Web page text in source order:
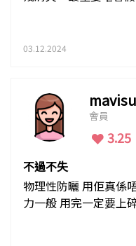
03.12.2024
會員
3.25
不過不失
物理性防曬 用佢真係
力一般 用完一定要上